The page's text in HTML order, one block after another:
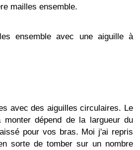
mailles ensemble.
ensemble avec une aiguille à
avec des aiguilles circulaires. Le
monter dépend de la largueur du
pour vos bras. Moi j'ai repris
sorte de tomber sur un nombre